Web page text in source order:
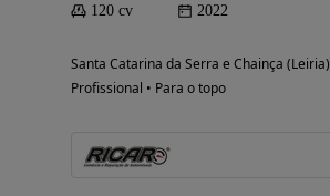
120 cv
2022
Santa Catarina da Serra e Chainça (Leiria)
Profissional • Para o topo